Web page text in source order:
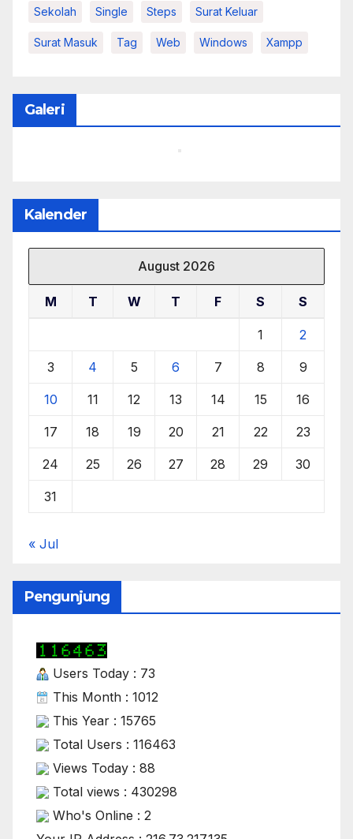
Sekolah Single Steps Surat Keluar
Surat Masuk Tag Web Windows Xampp
Galeri
Kalender
August 2026
M T W T F S S
1 2
3 4 5 6 7 8 9
10 11 12 13 14 15 16
17 18 19 20 21 22 23
24 25 26 27 28 29 30
31
« Jul
Pengunjung
Users Today : 73
This Month : 1012
This Year : 15765
Total Users : 116463
Views Today : 88
Total views : 430298
Who's Online : 2